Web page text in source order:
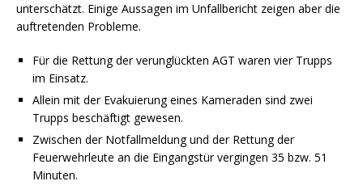
unterschätzt. Einige Aussagen im Unfallbericht zeigen aber die
auftretenden Probleme.
Für die Rettung der verunglückten AGT waren vier Trupps
im Einsatz.
Allein mit der Evakuierung eines Kameraden sind zwei
Trupps beschäftigt gewesen.
Zwischen der Notfallmeldung und der Rettung der
Feuerwehrleute an die Eingangstür vergingen 35 bzw. 51
Minuten.